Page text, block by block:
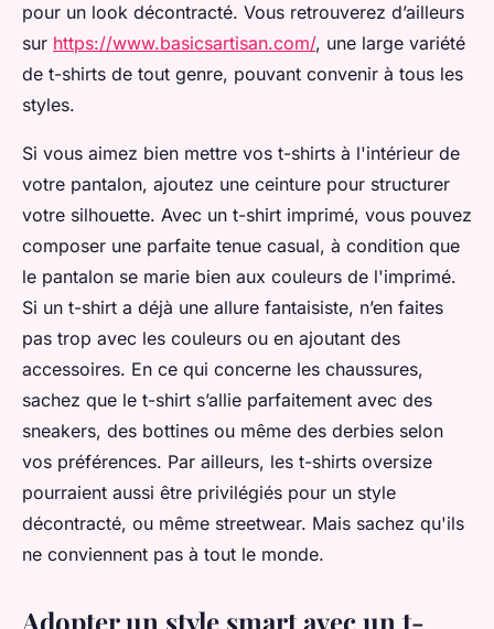
pour un look décontracté. Vous retrouverez d’ailleurs
sur https://www.basicsartisan.com/, une large variété
de t-shirts de tout genre, pouvant convenir à tous les
styles.
Si vous aimez bien mettre vos t-shirts à l'intérieur de
votre pantalon, ajoutez une ceinture pour structurer
votre silhouette. Avec un t-shirt imprimé, vous pouvez
composer une parfaite tenue casual, à condition que
le pantalon se marie bien aux couleurs de l'imprimé.
Si un t-shirt a déjà une allure fantaisiste, n’en faites
pas trop avec les couleurs ou en ajoutant des
accessoires. En ce qui concerne les chaussures,
sachez que le t-shirt s’allie parfaitement avec des
sneakers, des bottines ou même des derbies selon
vos préférences. Par ailleurs, les t-shirts oversize
pourraient aussi être privilégiés pour un style
décontracté, ou même streetwear. Mais sachez qu'ils
ne conviennent pas à tout le monde.
Adopter un style smart avec un t-